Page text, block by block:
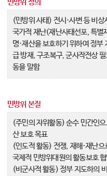
민방위 정의
(민방위 사태) 전시·사변 등 비상
국가적 재난(재난사태선포, 특별
명·재산을 보호하기 위하여 정부
급 방재, 구조복구, 군사작전상
동을 말함
민방위 본질
(주민의 자위활동) 순수 민간인
산 보호 목표
(인도적 활동) 전쟁, 재해·재난
국제적 민방위대원의 활동보호
(비군사적 활동) 정부 지도하의